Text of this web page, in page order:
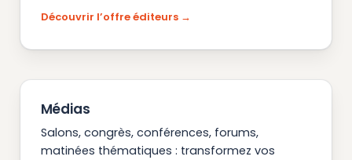
Découvrir l’offre éditeurs
Médias
Salons, congrès, conférences, forums,
matinées thématiques : transformez vos